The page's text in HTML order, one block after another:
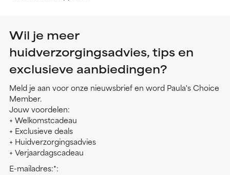
Wil je meer
huidverzorgingsadvies, tips en
exclusieve aanbiedingen?
Meld je aan voor onze nieuwsbrief en word Paula's Choice
Member.
Jouw voordelen:
+ Welkomstcadeau
+ Exclusieve deals
+ Huidverzorgingsadvies
+ Verjaardagscadeau
E-mailadres:*: